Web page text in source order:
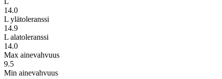
14.0
L ylätoleranssi
14.9
L alatoleranssi
14.0
Max ainevahvuus
9.5
Min ainevahvuus